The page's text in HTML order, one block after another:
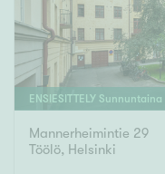
ENSIESITTELY Sunnuntaina
Mannerheimintie 29
Töölö, Helsinki